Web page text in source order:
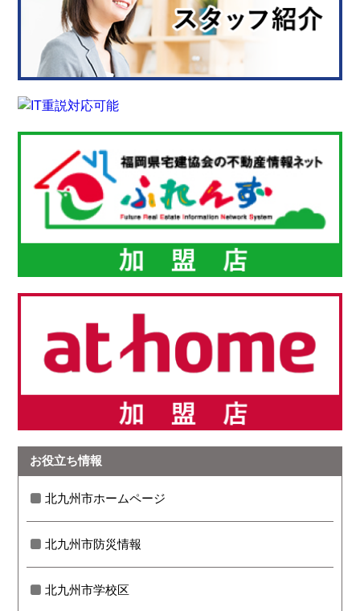
お役立ち情報
北九州市ホームページ
北九州市防災情報
北九州市学校区